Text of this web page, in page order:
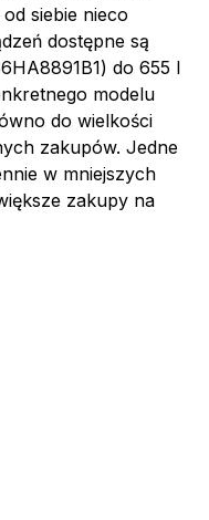
siebie nieco
dostępne są
do 655 l
modelu
do wielkości
zakupów. Jedne
w mniejszych
zakupy na